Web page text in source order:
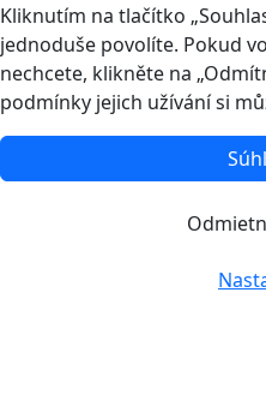
Kliknutím na tlačítko
jednoduše povolíte. Pokud
nechcete, klikněte na
podmínky jejich užívání si